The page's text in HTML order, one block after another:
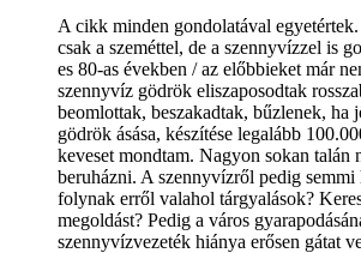
A cikk minden gondolatával
csak a szeméttel, de a szennyvízzel is
es 80-as években / az előbbieket már
szennyvíz gödrök eliszaposodtak
beomlottak, beszakadtak, bűzlenek, ha
gödrök ásása, készítése legalább
keveset mondtam. Nagyon sokan talán
beruházni. A szennyvízről pedig
folynak erről valahol tárgyalások?
megoldást? Pedig a város
szennyvízvezeték hiánya erősen gátat